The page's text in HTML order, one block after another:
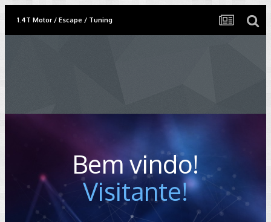
1.4T Motor / Escape / Tuning
Bem vindo!
Visitante!